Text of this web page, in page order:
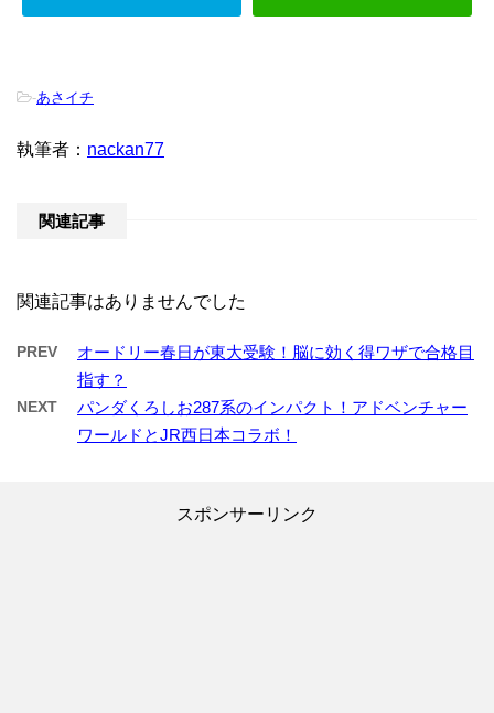
-あさイチ
執筆者： nackan77
関連記事
関連記事はありませんでした
PREV
オードリー春日が東大受験！脳に効く得ワザで合格目
指す？
NEXT
パンダくろしお287系のインパクト！アドベンチャー
ワールドとJR西日本コラボ！
スポンサーリンク